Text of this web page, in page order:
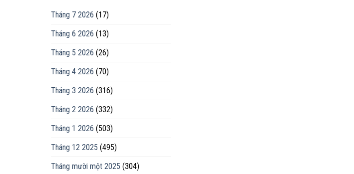
Tháng 7 2026 (17)
Tháng 6 2026 (13)
Tháng 5 2026 (26)
Tháng 4 2026 (70)
Tháng 3 2026 (316)
Tháng 2 2026 (332)
Tháng 1 2026 (503)
Tháng 12 2025 (495)
Tháng mười một 2025 (304)